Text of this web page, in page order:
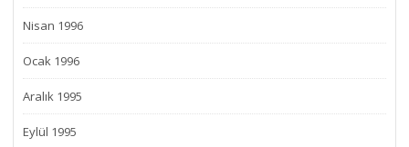
Nisan 1996
Ocak 1996
Aralık 1995
Eylül 1995